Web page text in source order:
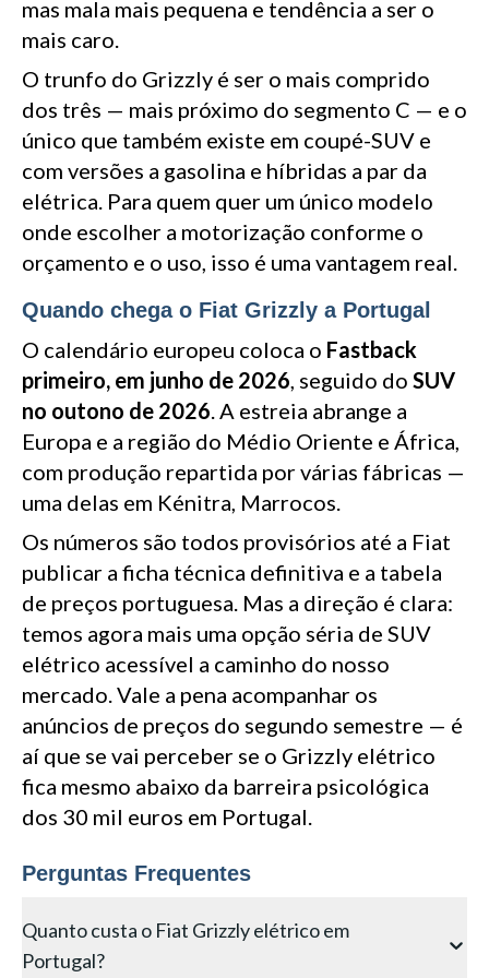
mas mala mais pequena e tendência a ser o
mais caro.
O trunfo do Grizzly é ser o mais comprido
dos três — mais próximo do segmento C — e o
único que também existe em coupé-SUV e
com versões a gasolina e híbridas a par da
elétrica. Para quem quer um único modelo
onde escolher a motorização conforme o
orçamento e o uso, isso é uma vantagem real.
Quando chega o Fiat Grizzly a Portugal
O calendário europeu coloca o Fastback
primeiro, em junho de 2026, seguido do SUV
no outono de 2026. A estreia abrange a
Europa e a região do Médio Oriente e África,
com produção repartida por várias fábricas —
uma delas em Kénitra, Marrocos.
Os números são todos provisórios até a Fiat
publicar a ficha técnica definitiva e a tabela
de preços portuguesa. Mas a direção é clara:
temos agora mais uma opção séria de SUV
elétrico acessível a caminho do nosso
mercado. Vale a pena acompanhar os
anúncios de preços do segundo semestre — é
aí que se vai perceber se o Grizzly elétrico
fica mesmo abaixo da barreira psicológica
dos 30 mil euros em Portugal.
Perguntas Frequentes
Quanto custa o Fiat Grizzly elétrico em
Portugal?